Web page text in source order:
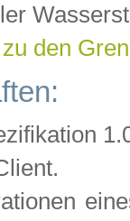
den